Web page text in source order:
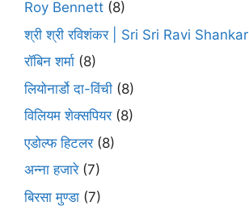
Roy Bennett (8)
श्री श्री रविशंकर | Sri Sri Ravi Shankar
रॉबिन शर्मा (8)
लियोनार्डो दा-विंची (8)
विलियम शेक्सपियर(8)
एडोल्फ हिटलर(8)
अन्ना हजारे(7)
बिरसा मुण्डा (7)